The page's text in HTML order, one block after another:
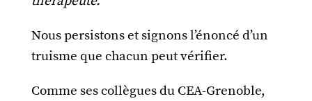
Nous persistons et signons l’énoncé d’un
truisme que chacun peut vérifier.
Comme ses collègues du CEA-Grenoble,